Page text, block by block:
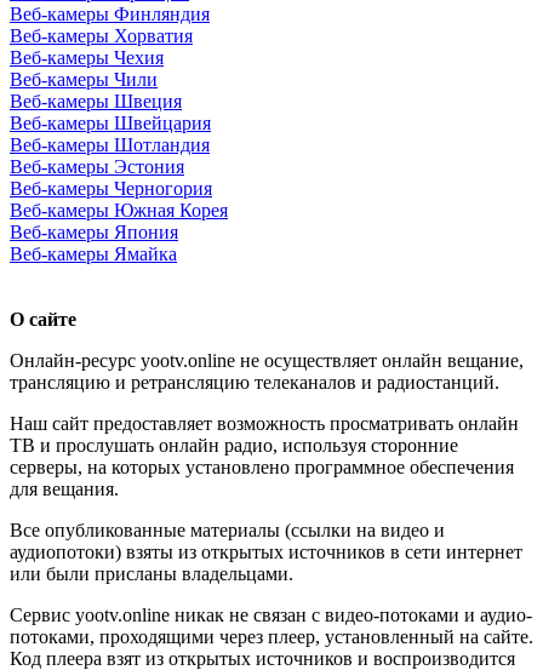
Веб-камеры Финляндия
Веб-камеры Хорватия
Веб-камеры Чехия
Веб-камеры Чили
Веб-камеры Швеция
Веб-камеры Швейцария
Веб-камеры Шотландия
Веб-камеры Эстония
Веб-камеры Черногория
Веб-камеры Южная Корея
Веб-камеры Япония
Веб-камеры Ямайка
О сайте
Онлайн-ресурс yootv.online не осуществляет онлайн вещание,
трансляцию и ретрансляцию телеканалов и радиостанций.
Наш сайт предоставляет возможность просматривать онлайн
ТВ и прослушать онлайн радио, используя сторонние
серверы, на которых установлено программное обеспечения
для вещания.
Все опубликованные материалы (ссылки на видео и
аудиопотоки) взяты из открытых источников в сети интернет
или были присланы владельцами.
Сервис yootv.online никак не связан с видео-потоками и аудио-
потоками, проходящими через плеер, установленный на сайте.
Код плеера взят из открытых источников и воспроизводится